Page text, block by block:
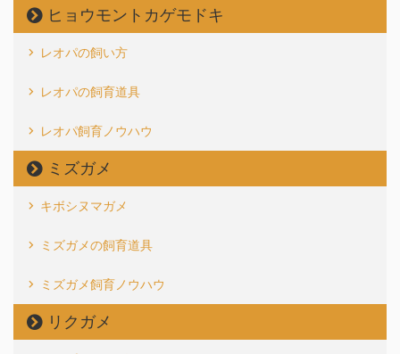
ヒョウモントカゲモドキ
レオパの飼い方
レオパの飼育道具
レオパ飼育ノウハウ
ミズガメ
キボシヌマガメ
ミズガメの飼育道具
ミズガメ飼育ノウハウ
リクガメ